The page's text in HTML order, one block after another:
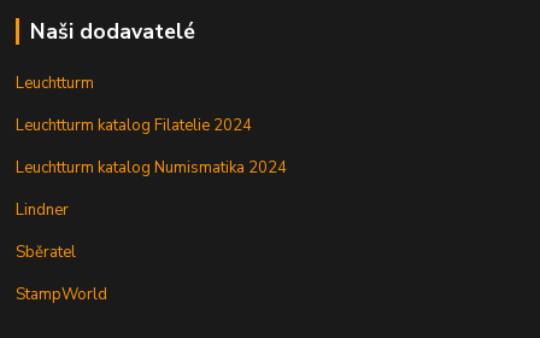
Naši dodavatelé
Leuchtturm
Leuchtturm katalog Filatelie 2024
Leuchtturm katalog Numismatika 2024
Lindner
Sběratel
StampWorld